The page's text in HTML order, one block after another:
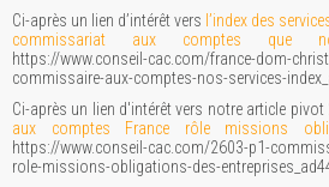
Ci-après un lien d’intérêt vers l’index des
commissariat aux comptes que
https://www.conseil-cac.com/france-dom-
commissaire-aux-comptes-nos-services-
Ci-après un lien d'intérêt vers notre article pivot
aux comptes France rôle missions
https://www.conseil-cac.com/2603-p1-
role-missions-obligations-des-